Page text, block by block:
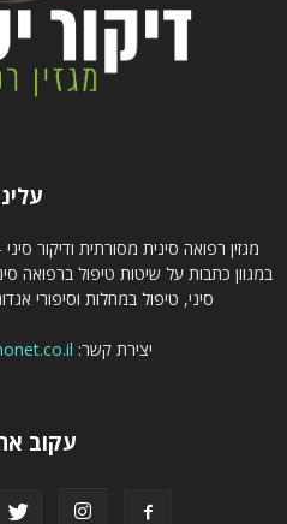
מגזין רפואה סינית מסורתית ודיקור
במגוון כתבות על שיטות טיפול ברפואה
סיני, טיפול במחלות וסיפורי
יצירת קשר:
עקוב